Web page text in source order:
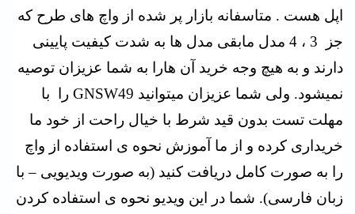
اپل هست . متاسفانه بازار پر شده از واچ های طرح که
جز 3 ، 4 مدل مابقی مدل ها به شدت کیفیت پایینی
دارند و به هیچ وجه خرید آن هارا به شما عزیزان توصیه
نمیشود. ولی شما عزیزان میتوانید GNSW49 را با
مهلت تست بدون قید شرط با خیال راحت از خود ما
خریداری کرده و از ما آموزش نحوه ی استفاده از واچ
را به صورت کامل دریافت کنید (به صورت ویدیویی – با
زبان فارسی). شما در این ویدیو نحوه ی استفاده کردن